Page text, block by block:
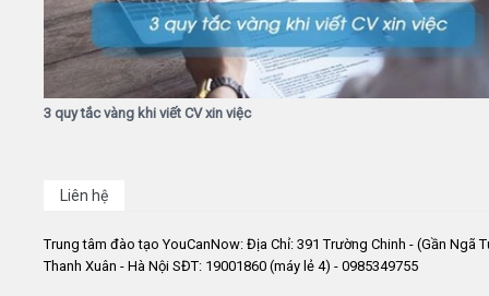
3 quy tắc vàng khi viết CV xin việc
Liên hệ
Trung tâm đào tạo YouCanNow: Địa Chỉ: 391 Trường Chinh - (Gần Ngã
Thanh Xuân - Hà Nội SĐT: 19001860 (máy lẻ 4) - 0985349755